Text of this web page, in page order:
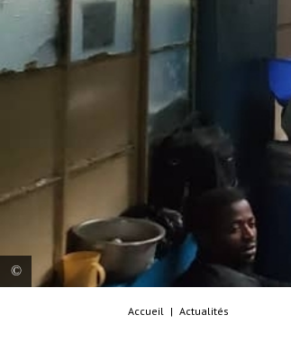
Des personnes déplacées affluent à l’hôpital
Accueil | Actualités